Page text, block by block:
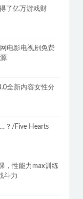
了亿万游戏财
电影电视剧免费
全新内容女性分
？/Five Hearts
，性能力max训练
斗力